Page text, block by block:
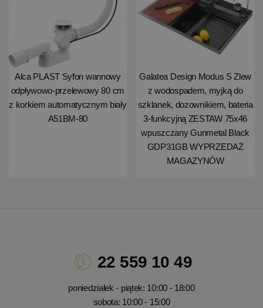
Alca PLAST Syfon wannowy
odpływowo-przelewowy 80 cm
z korkiem automatycznym biały
A51BM-80
Galatea Design Modus S Zlew
z wodospadem, myjką do
szklanek, dozownikiem, bateria
3-funkcyjną ZESTAW 75x46
wpuszczany Gunmetal Black
GDP31GB WYPRZEDAŻ
MAGAZYNÓW
22 559 10 49
poniedziałek - piątek: 10:00 - 18:00
sobota: 10:00 - 15:00